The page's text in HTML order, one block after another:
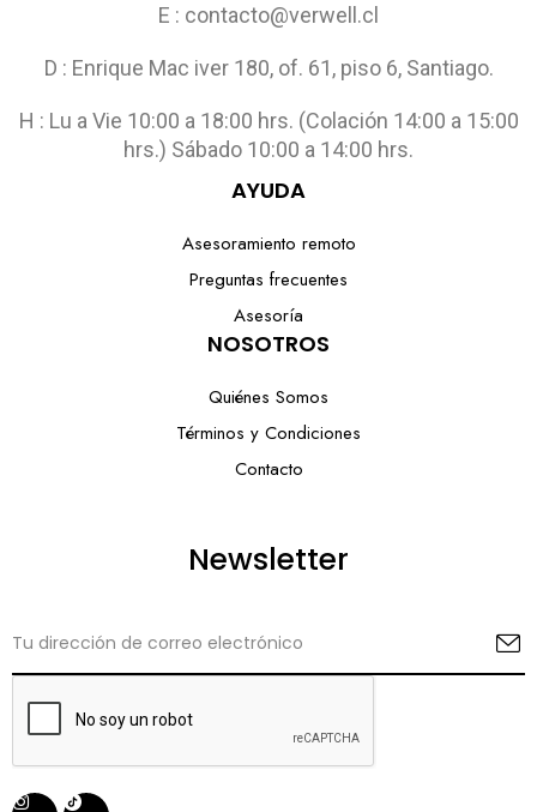
E : contacto@verwell.cl
D : Enrique Mac iver 180, of. 61, piso 6, Santiago.
H : Lu a Vie 10:00 a 18:00 hrs. (Colación 14:00 a 15:00
hrs.) Sábado 10:00 a 14:00 hrs.
AYUDA
Asesoramiento remoto
Preguntas frecuentes
Asesoría
NOSOTROS
Quiénes Somos
Términos y Condiciones
Contacto
Newsletter